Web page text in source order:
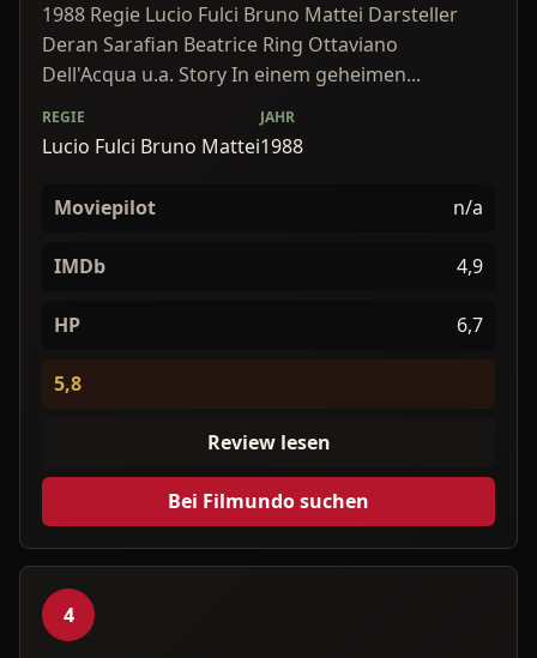
1988 Regie Lucio Fulci Bruno Mattei Darsteller
Deran Sarafian Beatrice Ring Ottaviano
Dell'Acqua u.a. Story In einem geheimen...
REGIE
Lucio Fulci Bruno Mattei
JAHR
1988
Moviepilot n/a
IMDb 4,9
HP 6,7
5,8
Review lesen
Bei Filmundo suchen
4